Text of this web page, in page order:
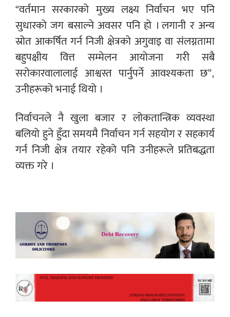
“वर्तमान सरकारको मुख्य लक्ष्य निर्वाचन भए पनि
सुधारको जग बसाल्ने अवसर पनि हो । लगानी र अन्य
स्रोत आकर्षित गर्न निजी क्षेत्रको अगुवाइ वा संलग्नतामा
बहुपक्षीय वित्त सम्मेलन आयोजना गरी सबै
सरोकारवालालाई आश्वस्त पार्नुपर्ने आवश्यकता छ”,
उनीहरूको भनाई थियो ।
निर्वाचनले नै खुला बजार र लोकतान्त्रिक व्यवस्था
बलियो हुने हुँदा समयमै निर्वाचन गर्न सहयोग र सहकार्य
गर्न निजी क्षेत्र तयार रहेको पनि उनीहरूले प्रतिबद्धता
व्यक्त गरे ।